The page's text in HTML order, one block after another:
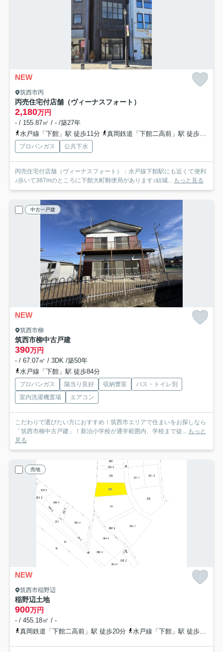
NEW
筑西市丙
丙売住宅付店舗（ヴィーナスフォート）
2,180万円
- / 155.87㎡ / - /築27年
水戸線「下館」駅 徒歩11分
真岡鉄道「下館二高前」駅 徒歩21分
プロパンガス 公共下水
丙売住宅付店舗（ヴィーナスフォート）：水戸線下館駅にも近くて便利
♪歩いて387mのところに下館大町郵便局があります♪結城... もっと見る
中古一戸建
NEW
筑西市柳
筑西市柳中古戸建
390万円
- / 67.07㎡ / 3DK /築50年
水戸線「下館」駅 徒歩84分
プロパンガス 陽当り良好 収納豊富
バス・トイレ別
室内洗濯機置場
エアコン
こだわりで選びたい方におすすめ！筑西市エリアで住まいをお探しなら
「筑西市柳中古戸建」！新治小学校が通学範囲内、学校まで徒... もっと
見る
売地
NEW
筑西市稲野辺
稲野辺土地
900万円
- / 455.18㎡ / -
真岡鉄道「下館二高前」駅 徒歩20分
水戸線「下館」駅 徒歩22分